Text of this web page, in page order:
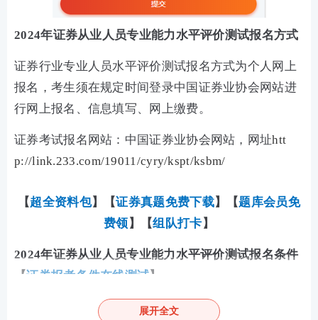
2024年证券从业人员专业能力水平评价测试报名方式
证券行业专业人员水平评价测试报名方式为个人网上
报名，考生须在规定时间登录中国证券业协会网站进
行网上报名、信息填写、网上缴费。
证券考试报名网站：中国证券业协会网站，网址htt
p://link.233.com/19011/cyry/kspt/ksbm/
【超全资料包】【证券真题免费下载】 【题库会员免
费领 】【组队打卡 】
2024年证券从业人员专业能力水平评价测试报名条件
【证券报考条件在线测试】
(一)一般业务水平评价测试展开全文